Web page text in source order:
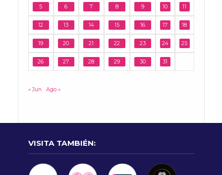
5 6 7 8 9 10 11
12 13 14 15 16 17 18
19 20 21 22 23 24 25
26 27 28 29 30 31
« Jun Ago »
VISITA TAMBIÉN: